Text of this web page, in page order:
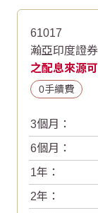
61017
瀚亞印度證
之配息來源
0手續費
3個月：
6個月：
1年：
2年：